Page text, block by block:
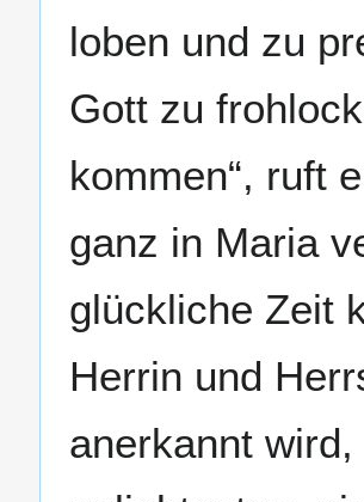
loben und zu
Gott zu
kommen“, ruft
ganz in Maria
glückliche Zeit
Herrin und
anerkannt